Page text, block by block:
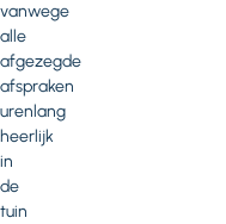
vanwege
alle
afgezegde
afspraken
urenlang
heerlijk
in
de
tuin